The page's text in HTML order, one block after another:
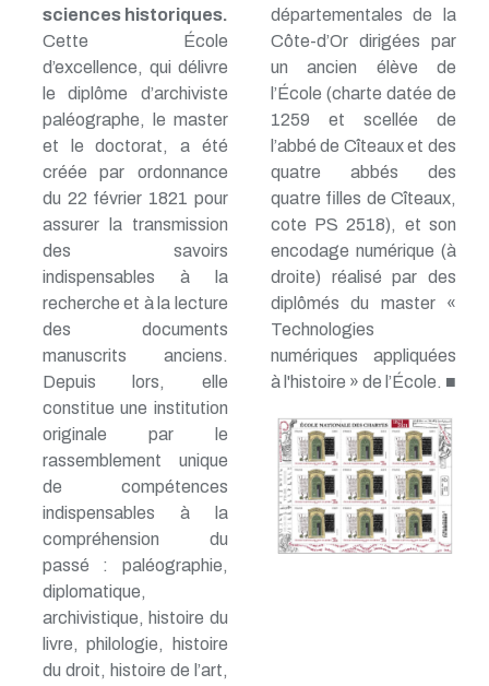
sciences historiques.
Cette École
d’excellence, qui délivre
le diplôme d’archiviste
paléographe, le master
et le doctorat, a été
créée par ordonnance
du 22 février 1821 pour
assurer la transmission
des savoirs
indispensables à la
recherche et à la lecture
des documents
manuscrits anciens.
Depuis lors, elle
constitue une institution
originale par le
rassemblement unique
de compétences
indispensables à la
compréhension du
passé : paléographie,
diplomatique,
archivistique, histoire du
livre, philologie, histoire
du droit, histoire de l’art,
départementales de la
Côte-d’Or dirigées par
un ancien élève de
l’École (charte datée de
1259 et scellée de
l’abbé de Cîteaux et des
quatre abbés des
quatre filles de Cîteaux,
cote PS 2518), et son
encodage numérique (à
droite) réalisé par des
diplômés du master «
Technologies
numériques appliquées
à l'histoire » de l’École. ■